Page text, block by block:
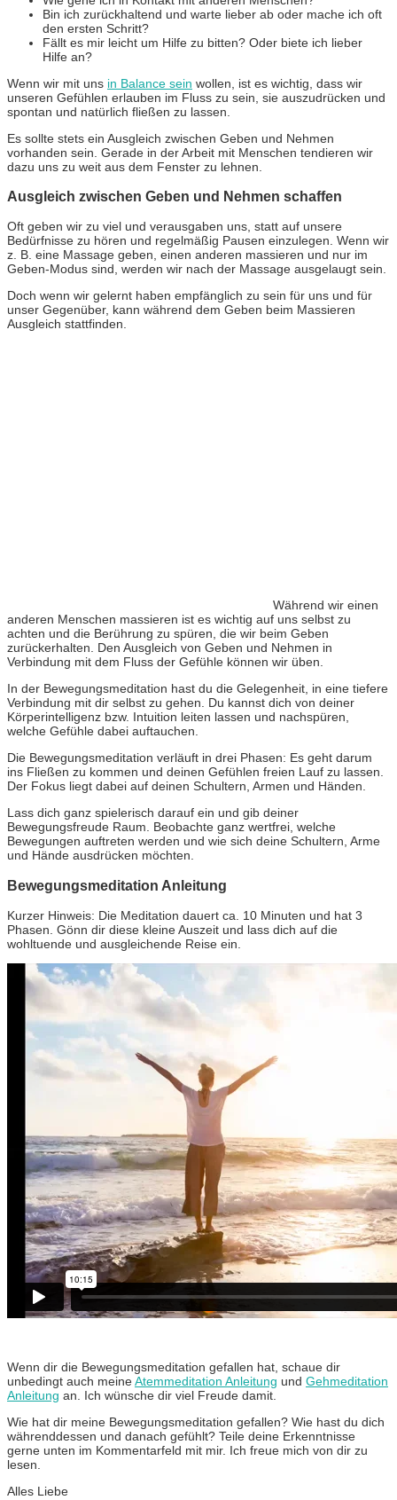
Bin ich zurückhaltend und warte lieber ab oder mache ich oft
den ersten Schritt?
Fällt es mir leicht um Hilfe zu bitten? Oder biete ich lieber
Hilfe an?
Wenn wir mit uns in Balance sein wollen, ist es wichtig, dass wir
unseren Gefühlen erlauben im Fluss zu sein, sie auszudrücken und
spontan und natürlich fließen zu lassen.
Es sollte stets ein Ausgleich zwischen Geben und Nehmen
vorhanden sein. Gerade in der Arbeit mit Menschen tendieren wir
dazu uns zu weit aus dem Fenster zu lehnen.
Ausgleich zwischen Geben und Nehmen schaffen
Oft geben wir zu viel und verausgaben uns, statt auf unsere
Bedürfnisse zu hören und regelmäßig Pausen einzulegen. Wenn wir
z. B. eine Massage geben, einen anderen massieren und nur im
Geben-Modus sind, werden wir nach der Massage ausgelaugt sein.
Doch wenn wir gelernt haben empfänglich zu sein für uns und für
unser Gegenüber, kann während dem Geben beim Massieren
Ausgleich stattfinden.
Während wir einen
anderen Menschen massieren ist es wichtig auf uns selbst zu
achten und die Berührung zu spüren, die wir beim Geben
zurückerhalten. Den Ausgleich von Geben und Nehmen in
Verbindung mit dem Fluss der Gefühle können wir üben.
In der Bewegungsmeditation hast du die Gelegenheit, in eine tiefere
Verbindung mit dir selbst zu gehen. Du kannst dich von deiner
Körperintelligenz bzw. Intuition leiten lassen und nachspüren,
welche Gefühle dabei auftauchen.
Die Bewegungsmeditation verläuft in drei Phasen: Es geht darum
ins Fließen zu kommen und deinen Gefühlen freien Lauf zu lassen.
Der Fokus liegt dabei auf deinen Schultern, Armen und Händen.
Lass dich ganz spielerisch darauf ein und gib deiner
Bewegungsfreude Raum. Beobachte ganz wertfrei, welche
Bewegungen auftreten werden und wie sich deine Schultern, Arme
und Hände ausdrücken möchten.
Bewegungsmeditation Anleitung
Kurzer Hinweis: Die Meditation dauert ca. 10 Minuten und hat 3
Phasen. Gönn dir diese kleine Auszeit und lass dich auf die
wohltuende und ausgleichende Reise ein.
Wenn dir die Bewegungsmeditation gefallen hat, schaue dir
unbedingt auch meineAtemmeditation Anleitung und Gehmeditation
Anleitung an. Ich wünsche dir viel Freude damit.
Wie hat dir meine Bewegungsmeditation gefallen? Wie hast du dich
währenddessen und danach gefühlt? Teile deine Erkenntnisse
gerne unten im Kommentarfeld mit mir. Ich freue mich von dir zu
lesen.
Alles Liebe